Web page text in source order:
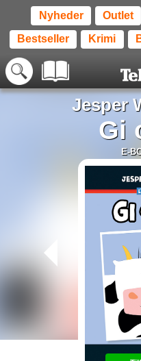
Nyheder Outlet
Bestseller Krimi
Jesper
Gi
E-